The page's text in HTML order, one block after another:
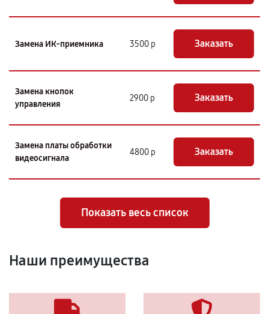
Замена ИК-приемника 3500 р Заказать
Замена кнопок
управления
2900 р Заказать
Замена платы обработки
видеосигнала
4800 р Заказать
Показать весь список
Наши преимущества